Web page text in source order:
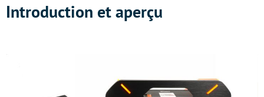
Introduction et aperçu